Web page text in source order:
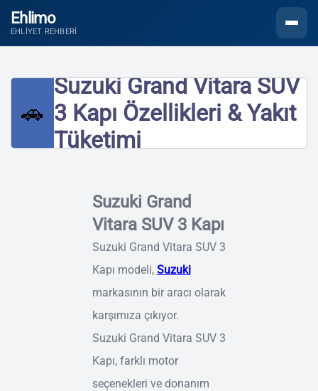
Ehlimo
EHLIYET REHBERI
🚗
Suzuki Grand Vitara SUV
3 Kapı Özellikleri & Yakıt
Tüketimi
Suzuki Grand
Vitara SUV 3 Kapı
Suzuki Grand Vitara SUV 3
Kapı modeli, Suzuki
markasının bir aracı olarak
karşımıza çıkıyor.
Suzuki Grand Vitara SUV 3
Kapı, farklı motor
seçenekleri ve donanım